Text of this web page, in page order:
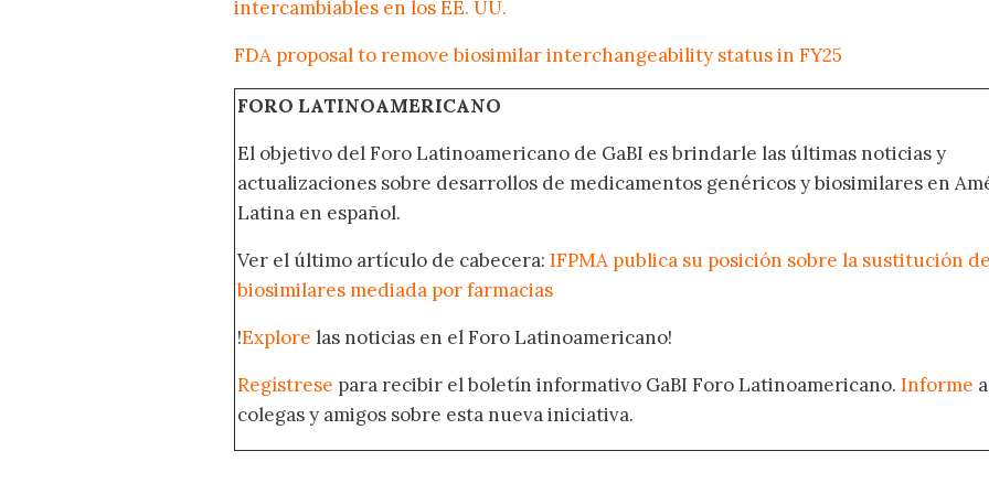
intercambiables en los EE. UU.
FDA proposal to remove biosimilar interchangeability status in FY25
FORO LATINOAMERICANO
El objetivo del Foro Latinoamericano de GaBI es brindarle las últimas noticias y
actualizaciones sobre desarrollos de medicamentos genéricos y biosimilares en
Latina en español.
Ver el último artículo de cabecera: IFPMA publica su posición sobre la sustitución de
biosimilares mediada por farmacias
!Explore las noticias en el Foro Latinoamericano!
Regístrese para recibir el boletín informativo GaBI Foro Latinoamericano. Informe a
colegas y amigos sobre esta nueva iniciativa.